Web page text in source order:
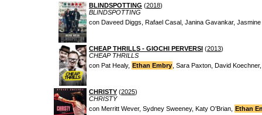
BLINDSPOTTING (2018)
BLINDSPOTTING
con Daveed Diggs, Rafael Casal, Janina Gavankar,
CHEAP THRILLS - GIOCHI PERVERSI (2013)
CHEAP THRILLS
con Pat Healy, Ethan Embry , Sara Paxton, David
CHRISTY (2025)
CHRISTY
con Merritt Wever, Sydney Sweeney, Katy O'Brian, Ethan